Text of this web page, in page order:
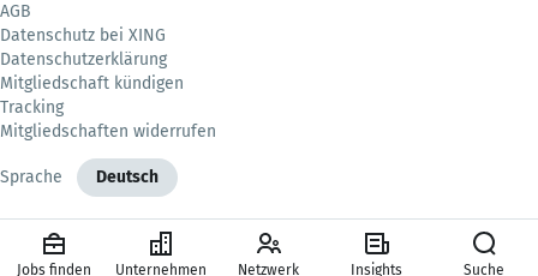
AGB
Datenschutz bei XING
Datenschutzerklärung
Mitgliedschaft kündigen
Tracking
Mitgliedschaften widerrufen
Sprache Deutsch
Jobs finden Unternehmen Netzwerk Insights Suche